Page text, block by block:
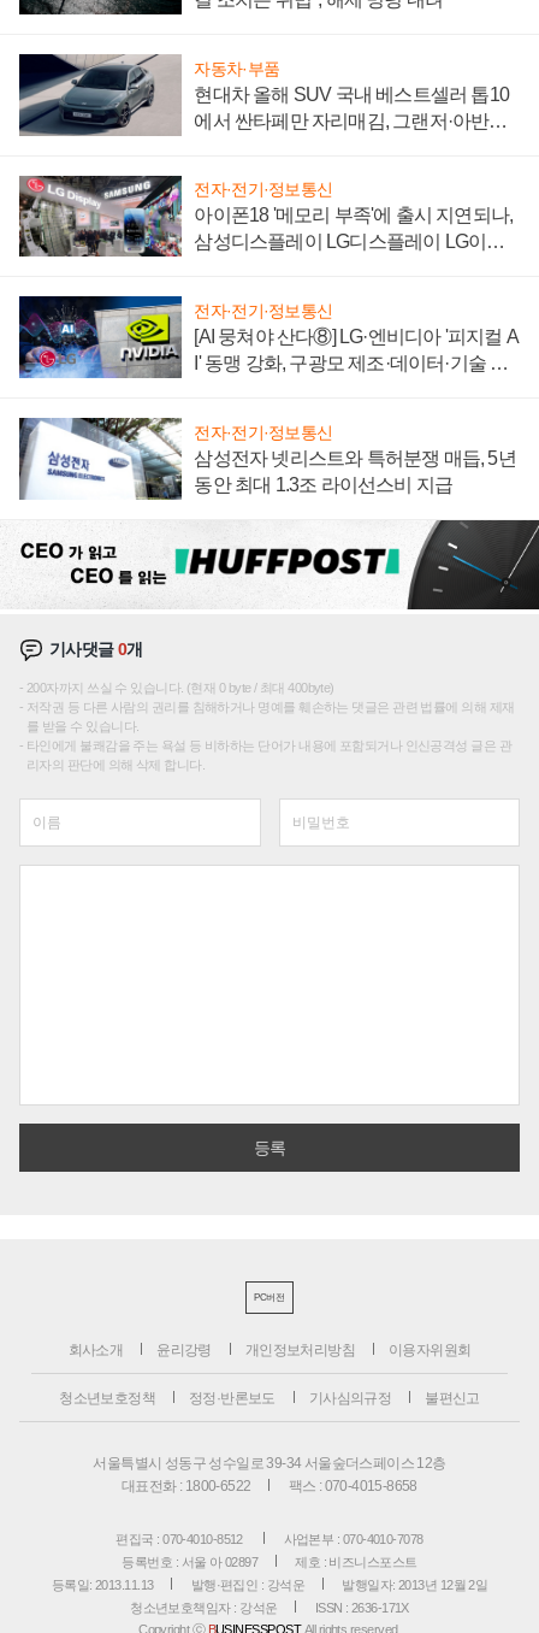
자동차·부품
현대차 올해 SUV 국내 베스트셀러 톱10
에서 싼타페만 자리매김, 그랜저·아반떼
전자·전기·정보통신
아이폰18 '메모리 부족'에 출시 지연되나,
삼성디스플레이 LG디스플레이 LG이노
전자·전기·정보통신
[AI 뭉쳐야 산다⑧] LG·엔비디아 '피지컬 A
I' 동맹 강화, 구광모 제조·데이터·기술 결
전자·전기·정보통신
삼성전자 넷리스트와 특허분쟁 매듭, 5년
동안 최대 1.3조 라이선스비 지급
기사댓글0개
200자까지 쓰실 수 있습니다. (현재 0 byte / 최대 400byte)
저작권 등 다른 사람의 권리를 침해하거나 명예를 훼손하는 댓글은 관련 법률에 의해 제재
를 받을 수 있습니다.
타인에게 불쾌감을 주는 욕설 등 비하하는 단어가 내용에 포함되거나 인신공격성 글은 관
리자의 판단에 의해 삭제 합니다.
PC버전
회사소개 윤리강령 개인정보처리방침 이용자위원회
청소년보호정책 정정·반론보도 기사심의규정 불편신고
서울특별시 성동구 성수일로 39-34 서울숲더스페이스 12층
대표전화 : 1800-6522
팩스 : 070-4015-8658
편집국 : 070-4010-8512
사업본부 : 070-4010-7078
등록번호 : 서울 아 02897
제호 : 비즈니스포스트
등록일: 2013.11.13
발행·편집인 : 강석운
발행일자: 2013년 12월 2일
청소년보호책임자 : 강석운
ISSN : 2636-171X
Copyright ⓒ BUSINESSPOST. All rights reserved.